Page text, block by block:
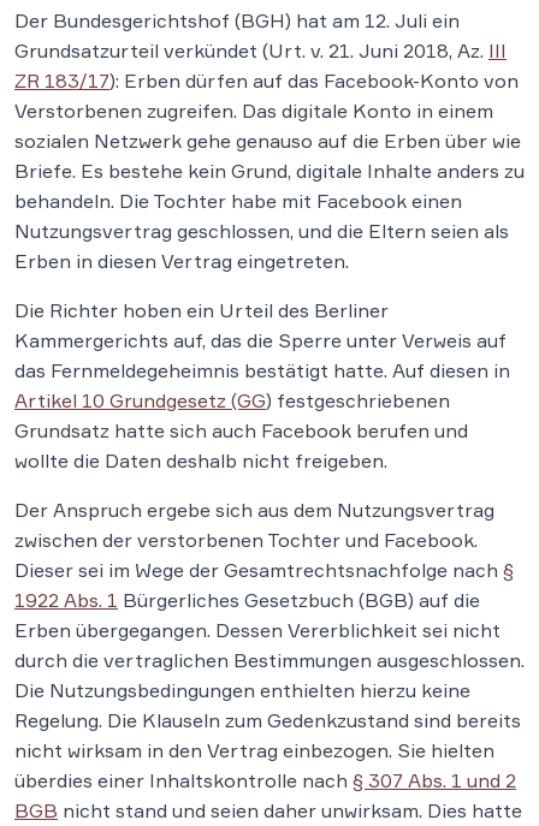
Der Bundesgerichtshof (BGH) hat am 12. Juli ein
Grundsatzurteil verkündet (Urt. v. 21. Juni 2018, Az. III
ZR 183/17): Erben dürfen auf das Facebook-Konto von
Verstorbenen zugreifen. Das digitale Konto in einem
sozialen Netzwerk gehe genauso auf die Erben über wie
Briefe. Es bestehe kein Grund, digitale Inhalte anders zu
behandeln. Die Tochter habe mit Facebook einen
Nutzungsvertrag geschlossen, und die Eltern seien als
Erben in diesen Vertrag eingetreten.
Die Richter hoben ein Urteil des Berliner
Kammergerichts auf, das die Sperre unter Verweis auf
das Fernmeldegeheimnis bestätigt hatte. Auf diesen in
Artikel 10 Grundgesetz (GG) festgeschriebenen
Grundsatz hatte sich auch Facebook berufen und
wollte die Daten deshalb nicht freigeben.
Der Anspruch ergebe sich aus dem Nutzungsvertrag
zwischen der verstorbenen Tochter und Facebook.
Dieser sei im Wege der Gesamtrechtsnachfolge nach §
1922 Abs. 1 Bürgerliches Gesetzbuch (BGB) auf die
Erben übergegangen. Dessen Vererblichkeit sei nicht
durch die vertraglichen Bestimmungen ausgeschlossen.
Die Nutzungsbedingungen enthielten hierzu keine
Regelung. Die Klauseln zum Gedenkzustand sind bereits
nicht wirksam in den Vertrag einbezogen. Sie hielten
überdies einer Inhaltskontrolle nach § 307 Abs. 1 und 2
BGB nicht stand und seien daher unwirksam. Dies hatte